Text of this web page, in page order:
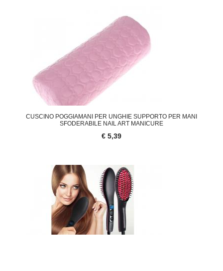
CUSCINO POGGIAMANI PER UNGHIE SUPPORTO PER MANI
SFODERABILE NAIL ART MANICURE
€ 5,39